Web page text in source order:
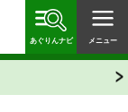
あぐりんナビ メニュー